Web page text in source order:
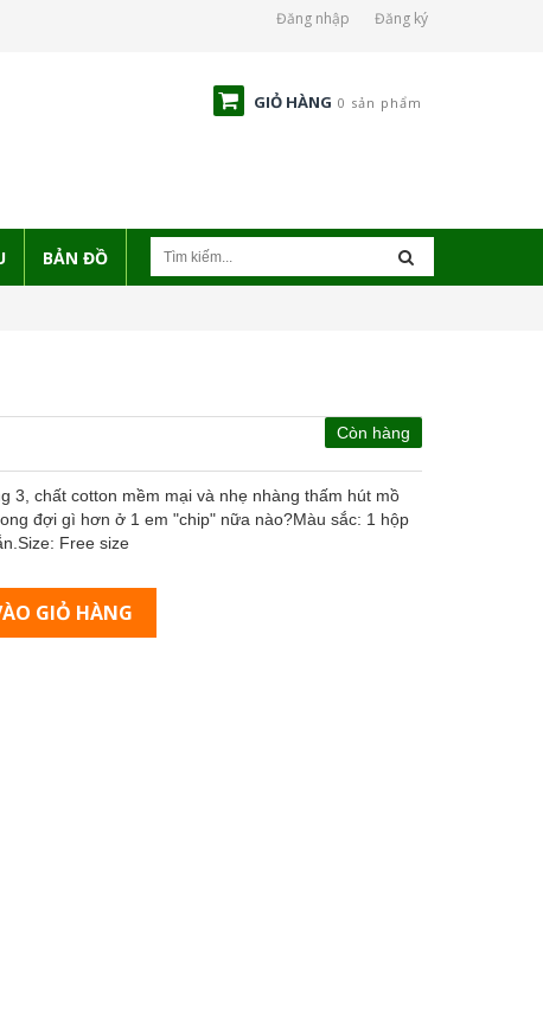
Đăng nhập Đăng ký
GIỎ HÀNG 0 sản phẩm
BẢN ĐỒ
Còn hàng
3, chất cotton mềm mại và nhẹ nhàng thấm hút mồ
đợi gì hơn ở 1 em "chip" nữa nào?Màu sắc: 1 hộp
Free size
GIỎ HÀNG